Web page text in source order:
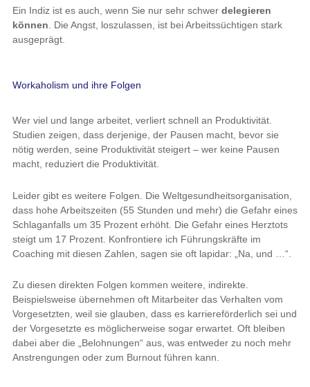
Ein Indiz ist es auch, wenn Sie nur sehr schwer delegieren
können. Die Angst, loszulassen, ist bei Arbeitssüchtigen stark
ausgeprägt.
Workaholism und ihre Folgen
Wer viel und lange arbeitet, verliert schnell an Produktivität.
Studien zeigen, dass derjenige, der Pausen macht, bevor sie
nötig werden, seine Produktivität steigert – wer keine Pausen
macht, reduziert die Produktivität.
Leider gibt es weitere Folgen. Die Weltgesundheitsorganisation,
dass hohe Arbeitszeiten (55 Stunden und mehr) die Gefahr eines
Schlaganfalls um 35 Prozent erhöht. Die Gefahr eines Herztots
steigt um 17 Prozent. Konfrontiere ich Führungskräfte im
Coaching mit diesen Zahlen, sagen sie oft lapidar: „Na, und …“.
Zu diesen direkten Folgen kommen weitere, indirekte.
Beispielsweise übernehmen oft Mitarbeiter das Verhalten vom
Vorgesetzten, weil sie glauben, dass es karriereförderlich sei und
der Vorgesetzte es möglicherweise sogar erwartet. Oft bleiben
dabei aber die „Belohnungen“ aus, was entweder zu noch mehr
Anstrengungen oder zum Burnout führen kann.